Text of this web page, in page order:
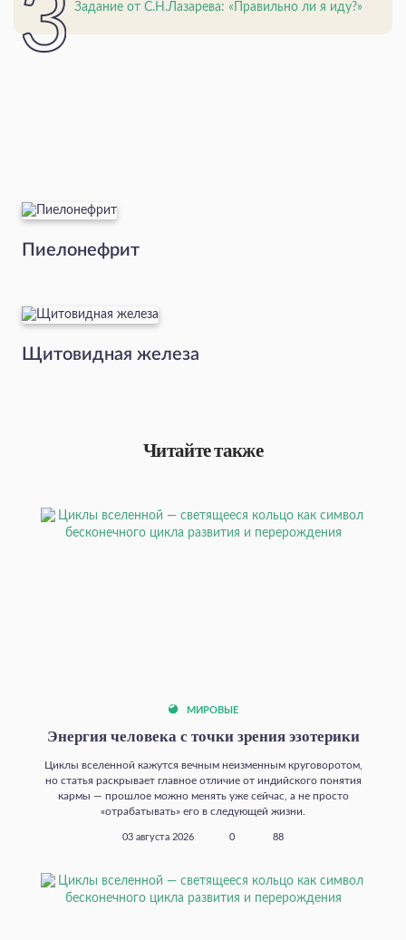
Задание от С.Н.Лазарева: «Правильно ли я иду?»
Пиелонефрит
Щитовидная железа
Читайте также
МИРОВЫЕ
Энергия человека с точки зрения эзотерики
Циклы вселенной кажутся вечным неизменным круговоротом,
но статья раскрывает главное отличие от индийского понятия
кармы — прошлое можно менять уже сейчас, а не просто
«отрабатывать» его в следующей жизни.
03 августа 2026 0 88